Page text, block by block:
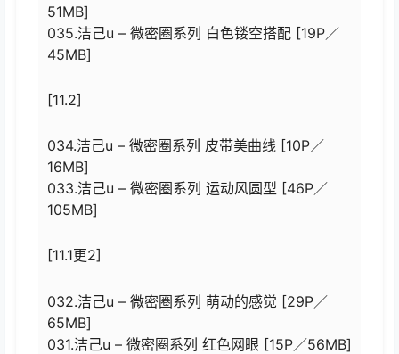
51MB]
035.洁己u – 微密圈系列 白色镂空搭配 [19P／
45MB]
[11.2]
034.洁己u – 微密圈系列 皮带美曲线 [10P／
16MB]
033.洁己u – 微密圈系列 运动风圆型 [46P／
105MB]
[11.1更2]
032.洁己u – 微密圈系列 萌动的感觉 [29P／
65MB]
031.洁己u – 微密圈系列 红色网眼 [15P／56MB]